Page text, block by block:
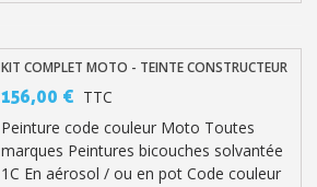
KIT COMPLET MOTO - TEINTE CONSTRUCTEUR
156,00 € TTC
Peinture code couleur Moto Toutes
marques Peintures bicouches solvantée
1C En aérosol / ou en pot Code couleur